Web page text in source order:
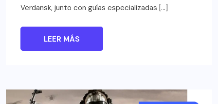
Verdansk, junto con guías especializadas […]
LEER MÁS